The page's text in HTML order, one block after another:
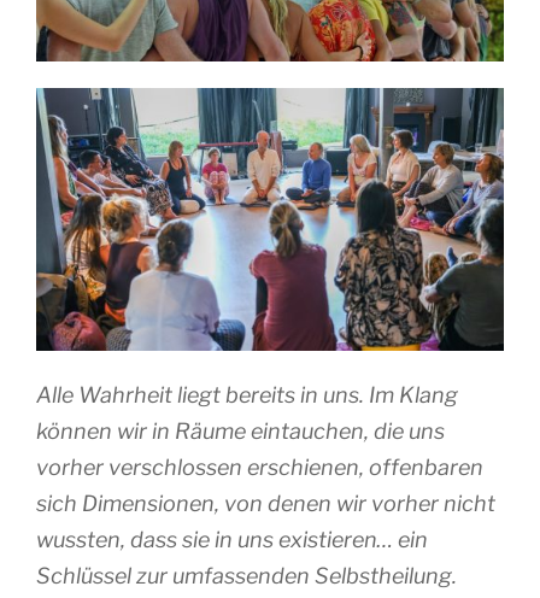
Alle Wahrheit liegt bereits in uns. Im Klang
können wir in Räume eintauchen, die uns
vorher verschlossen erschienen, offenbaren
sich Dimensionen, von denen wir vorher nicht
wussten, dass sie in uns existieren… ein
Schlüssel zur umfassenden Selbstheilung.